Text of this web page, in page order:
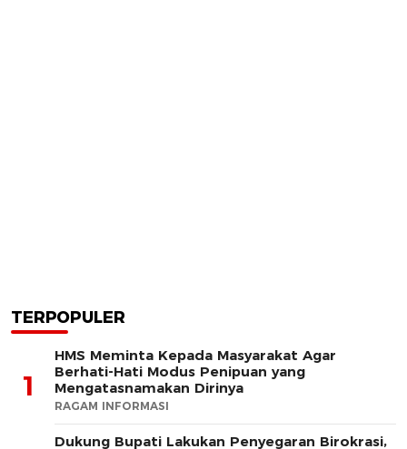
TERPOPULER
1
HMS Meminta Kepada Masyarakat Agar
Berhati-Hati Modus Penipuan yang
Mengatasnamakan Dirinya
RAGAM INFORMASI
Dukung Bupati Lakukan Penyegaran Birokrasi,